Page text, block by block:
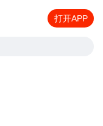
打开APP